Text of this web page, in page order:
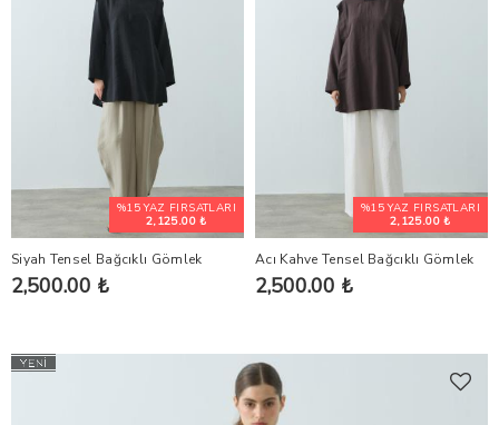
%15 YAZ FIRSATLARI
2,125.00 ₺
Siyah Tensel Bağcıklı Gömlek
2,500.00 ₺
%15 YAZ FIRSATLARI
2,125.00 ₺
Acı Kahve Tensel Bağcıklı Gömlek
2,500.00 ₺